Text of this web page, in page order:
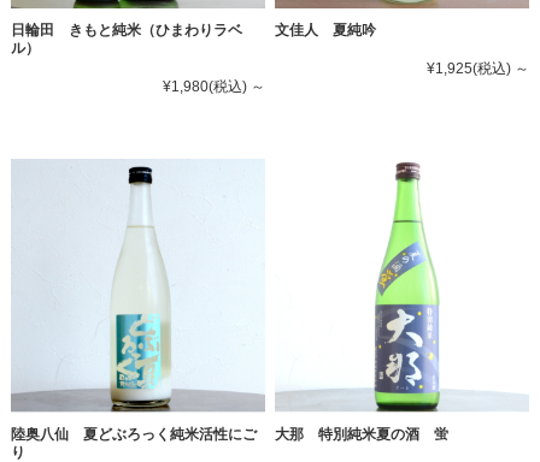
日輪田 きもと純米（ひまわりラベ
ル）
¥1,980(税込)～
文佳人 夏純吟
¥1,925(税込) ～
陸奥八仙 夏どぶろっく純米活性にご
り
大那 特別純米夏の酒 蛍